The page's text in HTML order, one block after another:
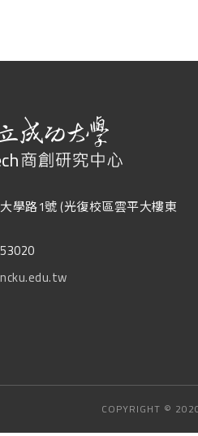
學路1號 (光復校區雲平大樓東
COPYRIGHT ©